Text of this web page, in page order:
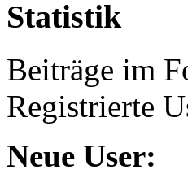
Statistik
Beiträge im
Registrierte
Neue User: